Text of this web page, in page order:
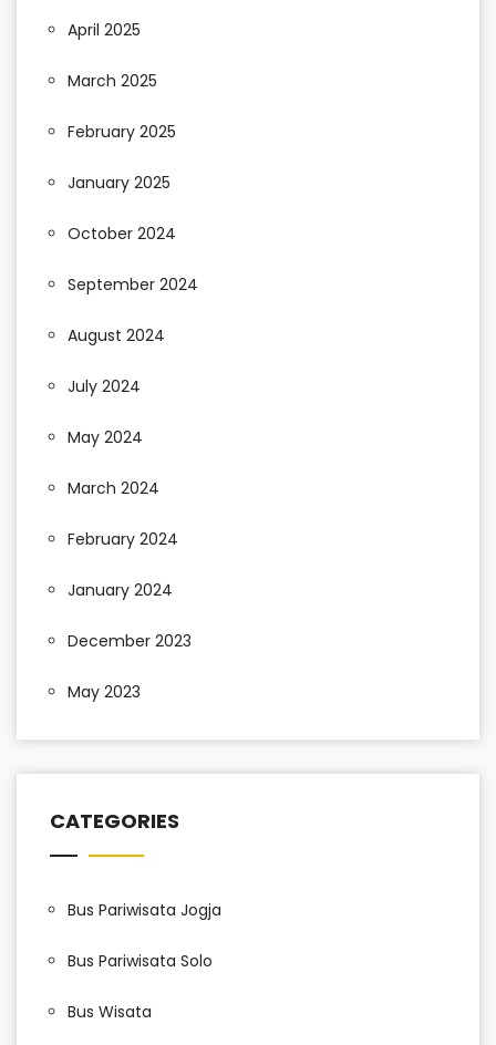
April 2025
March 2025
February 2025
January 2025
October 2024
September 2024
August 2024
July 2024
May 2024
March 2024
February 2024
January 2024
December 2023
May 2023
CATEGORIES
Bus Pariwisata Jogja
Bus Pariwisata Solo
Bus Wisata